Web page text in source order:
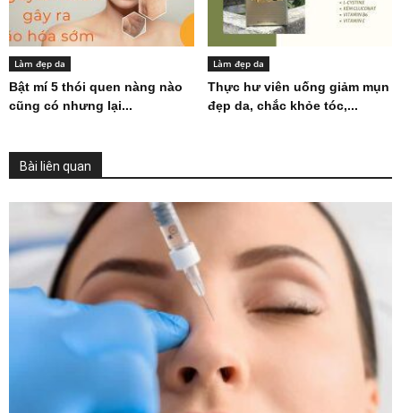
Làm đẹp da
Bật mí 5 thói quen nàng nào
cũng có nhưng lại...
Làm đẹp da
Thực hư viên uống giảm mụn
đẹp da, chắc khỏe tóc,...
Bài liên quan